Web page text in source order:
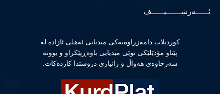
ئـــــەرشــــــیـــــف
كوردپلات دامەزراوەیەكی میدیایی ئەهلی ئازادە لە
پێناو مۆدێلێكی نوێی میدیایی باوەڕپێكراو و بوونە
سەرچاوەی هەواڵ و زانیاری دروستدا كاردەكات.